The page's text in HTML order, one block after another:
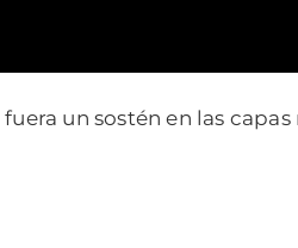
un sostén en las